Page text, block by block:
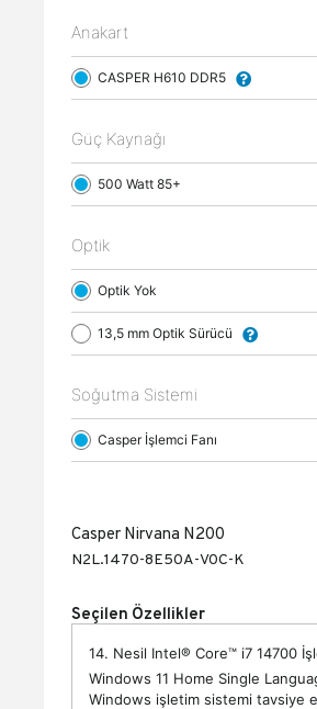
Anakart
CASPER H610 DDR5
Güç Kaynağı
500 Watt 85+
Optik
Optik Yok
13,5 mm Optik Sürücü
Soğutma Sistemi
Casper İşlemci Fanı
Casper Nirvana N200
N2L.1470-8E50A-V0C-K
Seçilen Özellikler
14. Nesil Intel® Core™ i7 14700
Windows 11 Home Single
Windows işletim sistemi tavsiye